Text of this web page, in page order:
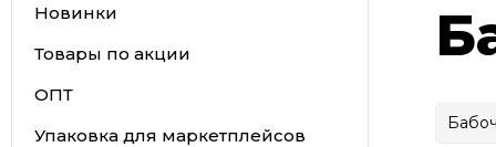
Новинки
Товары по акции
ОПТ
Упаковка для маркетплейсов